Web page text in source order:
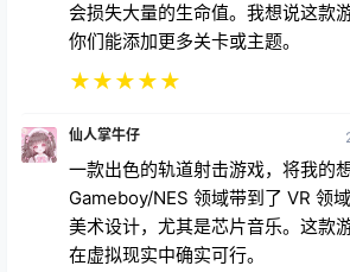
会损失大量的生命值。我想说这款
你们能添加更多关卡或主题。
★★★★★
仙人掌牛仔
一款出色的轨道射击游戏，将我的
Gameboy/NES 领域带到了 VR 领
美术设计，尤其是芯片音乐。这款
在虚拟现实中确实可行。